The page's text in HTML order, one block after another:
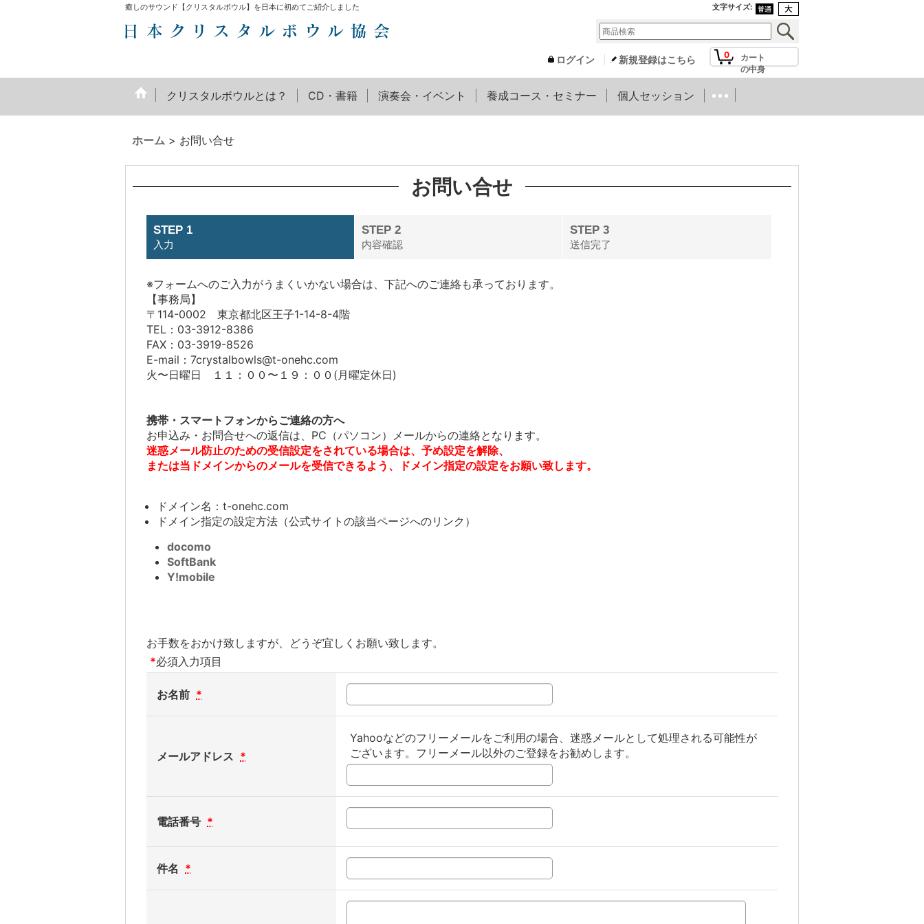
癒しのサウンド【クリスタルボウル】を日本に初めてご紹介しました 文字サイズ:
0
カート
の中身
ログイン 新規登録はこちら
クリスタルボウルとは？ CD・書籍 演奏会・イベント 養成コース・セミナー 個人セッション
ホーム > お問い合せ
お問い合せ
STEP 1
入力
STEP 2
内容確認
STEP 3
送信完了
※フォームへのご入力がうまくいかない場合は、下記へのご連絡も承っております。
【事務局】
〒114-0002 東京都北区王子1-14-8-4階
TEL：03-3912-8386
FAX：03-3919-8526
E-mail：7crystalbowls@t-onehc.com
火〜日曜日 １１：００〜１９：００(月曜定休日)
携帯・スマートフォンからご連絡の方へ
お申込み・お問合せへの返信は、PC（パソコン）メールからの連絡となります。
迷惑メール防止のための受信設定をされている場合は、予め設定を解除、
または当ドメインからのメールを受信できるよう、ドメイン指定の設定をお願い致します。
ドメイン名：t-onehc.com
ドメイン指定の設定方法（公式サイトの該当ページへのリンク）
docomo
SoftBank
Y!mobile
お手数をおかけ致しますが、どうぞ宜しくお願い致します。
*必須入力項目
お名前 *
メールアドレス *
Yahooなどのフリーメールをご利用の場合、迷惑メールとして処理される可能性が
ございます。フリーメール以外のご登録をお勧めします。
電話番号 *
件名 *